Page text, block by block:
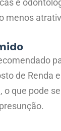
e
menos
de Renda
o que pode